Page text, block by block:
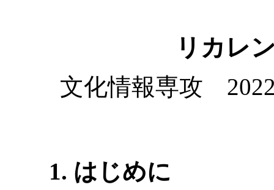
リカレ
文化情報専攻
1. はじめに